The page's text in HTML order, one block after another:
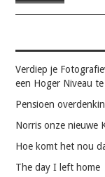
Verdiep je
een Hoger Niveau
Pensioen
Norris onze nieuwe
Hoe komt het nou
The day I left home